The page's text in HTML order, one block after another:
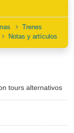
Trenes
Notas y artículos
tours alternativos